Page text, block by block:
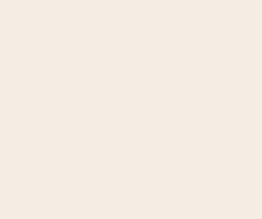
-11.08.2006гг.
суда с 1986 по 2013гг.
войны
Знамени,